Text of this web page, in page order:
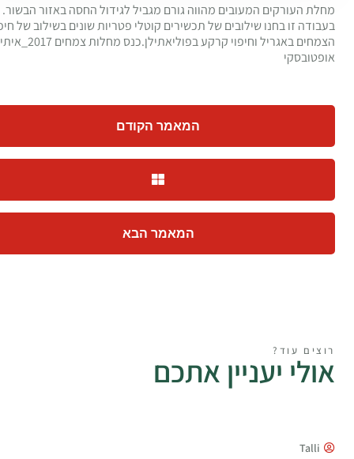
מחלת העורקים המעובים מהווה גורם מגביל לגידול החסה באזור הבשור.
בעבודה זו בחנו שילובים של תכשירים קוטלי פטריות שונים בשילוב של
הצמחים באגריל וחיפוי קרקע בפוליאתילן.
כנס מחלות צמחים 2017_איתי
אופטובסקי
המאמר הקודם
המאמר הבא
רוצים עוד?
אולי יעניין אתכם
Talli